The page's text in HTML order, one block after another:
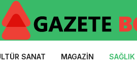
SANAT MAGAZIN SAĞLIK